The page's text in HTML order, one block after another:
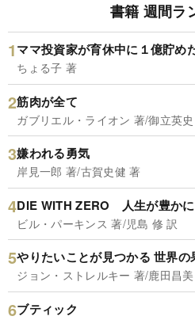
書籍 週間ラ
ママ投資家が育休中に１億貯め
ちょる子 著
筋肉が全て
ガブリエル・ライオン 著/御立英
嫌われる勇気
岸見一郎 著/古賀史健 著
DIE WITH ZERO 人生が豊か
ビル・パーキンス 著/児島 修 訳
やりたいことが見つかる 世界の
ジョン・ストレルキー 著/鹿田昌
ブティック